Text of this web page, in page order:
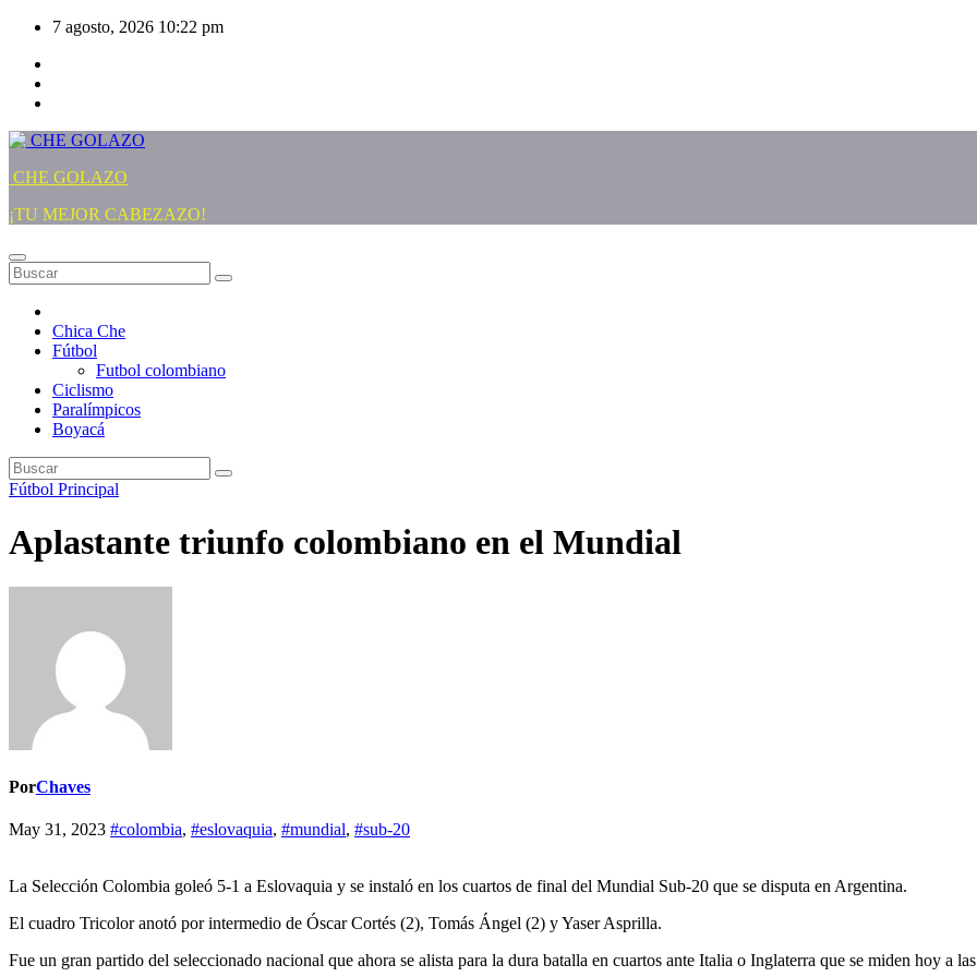
Saltar
contenido
7 agosto, 2026 10:22 pm
CHE GOLAZO
¡TU MEJOR CABEZAZO!
Chica Che
Fútbol
Futbol colombiano
Ciclismo
Paralímpicos
Boyacá
Fútbol Principal
Aplastante triunfo colombiano en el Mundial
PorChaves
May 31, 2023 #colombia, #eslovaquia, #mundial, #sub-20
La Selección Colombia goleó 5-1 a Eslovaquia y se instaló en los cuartos de final del Mundial Sub-20 que se disputa en Argentina.
El cuadro Tricolor anotó por intermedio de Óscar Cortés (2), Tomás Ángel (2) y Yaser Asprilla.
Fue un gran partido del seleccionado nacional que ahora se alista para la dura batalla en cuartos ante Italia o Inglaterra que se miden hoy a